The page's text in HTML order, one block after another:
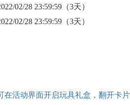
02/28 23:59:59（3天）
02/28 23:59:59（3天）
在活动界面开启玩具礼盒，翻开卡